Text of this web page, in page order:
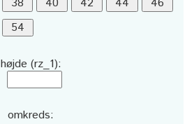
højde (rz_1):
omkreds: